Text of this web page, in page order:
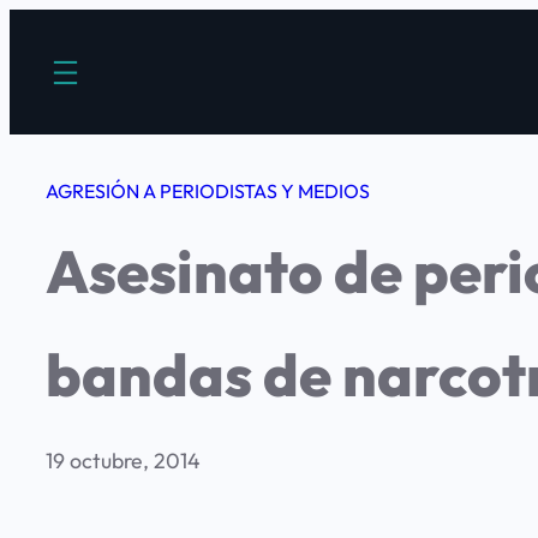
AGRESIÓN A PERIODISTAS Y MEDIOS
Asesinato de
bandas de
19 octubre, 2014